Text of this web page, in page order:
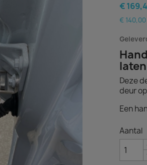
€
€ 140,00
Deze
deur
Een
Aantal